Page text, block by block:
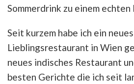
Sommerdrink zu einem
Seit kurzem habe ich ein neues
Lieblingsrestaurant in Wien
neues indisches Restaurant
besten Gerichte die ich seit